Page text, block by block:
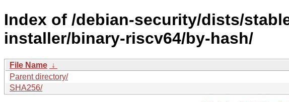
Index of /debian-security/dists/
installer/binary-riscv64/by-hash/
File Name ↓
Parent directory/
SHA256/